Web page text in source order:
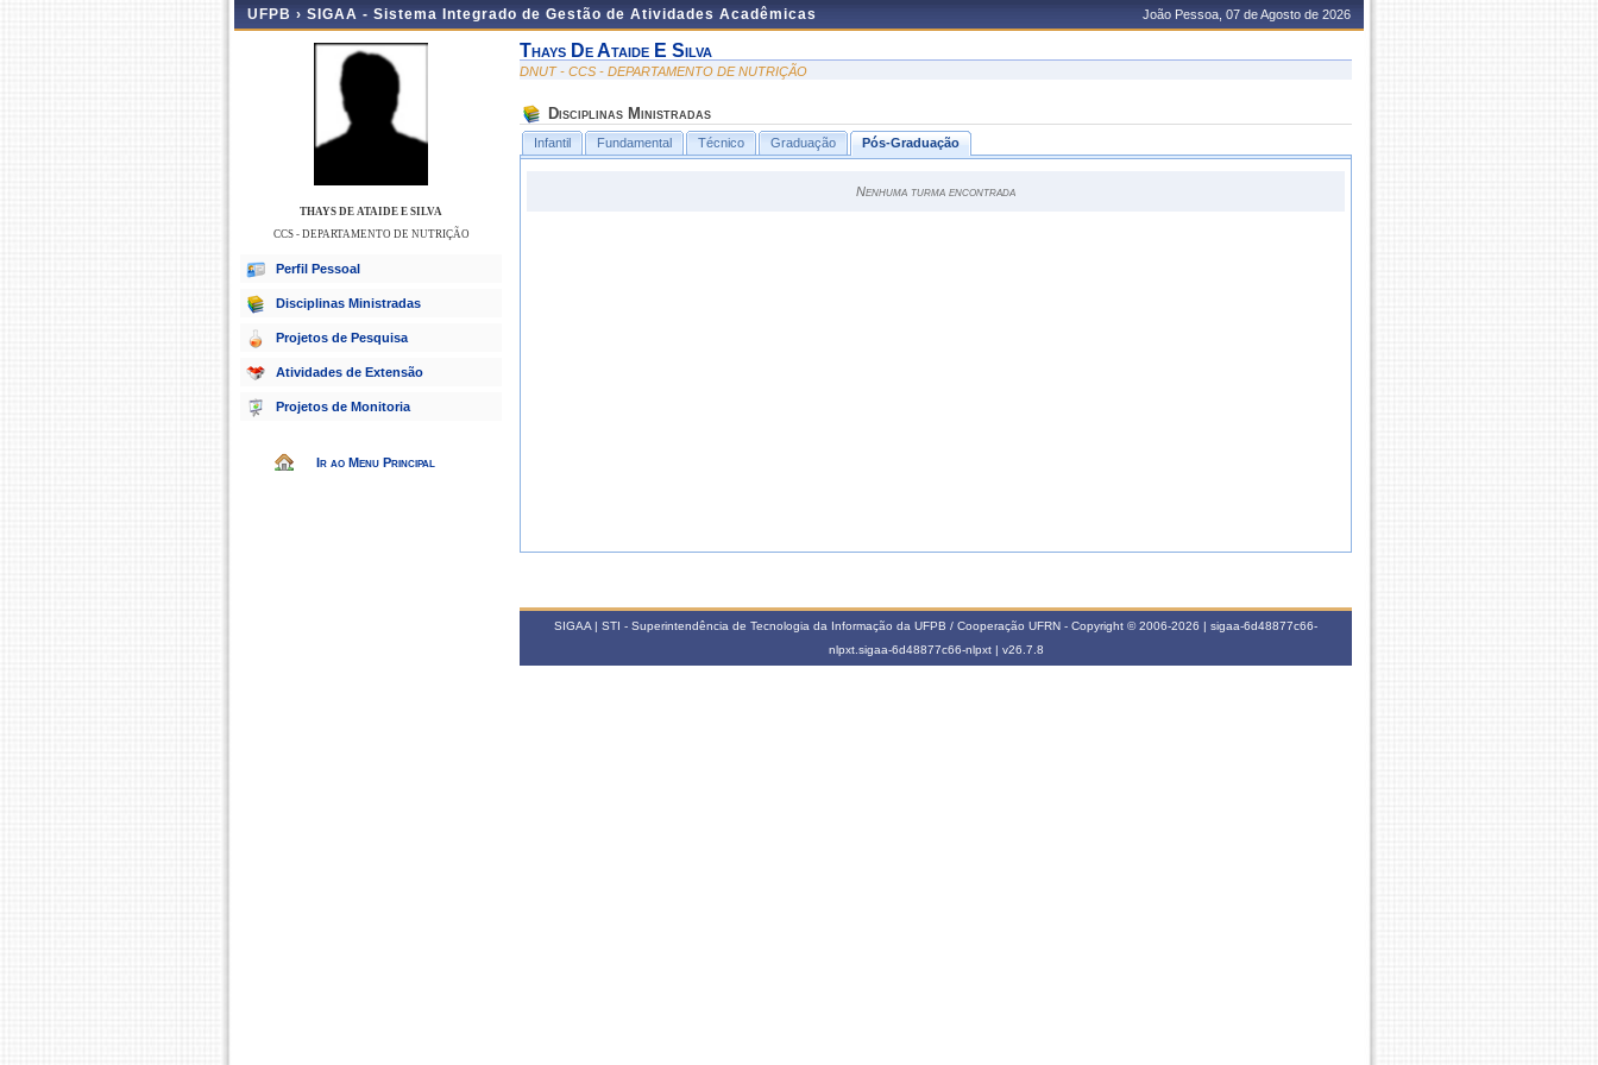
UFPB › SIGAA - Sistema Integrado de Gestão de Atividades Acadêmicas João Pessoa, 07 de Agosto de 2026
THAYS DE ATAIDE E SILVA
CCS - DEPARTAMENTO DE NUTRIÇÃO
Perfil Pessoal
Disciplinas Ministradas
Projetos de Pesquisa
Atividades de Extensão
Projetos de Monitoria
Ir ao Menu Principal
Thays De Ataide E Silva
DNUT - CCS - DEPARTAMENTO DE NUTRIÇÃO
Disciplinas Ministradas
Infantil Fundamental Técnico Graduação Pós-Graduação
Nenhuma turma encontrada
SIGAA | STI - Superintendência de Tecnologia da Informação da UFPB / Cooperação UFRN - Copyright © 2006-2026 | sigaa-6d48877c66-
nlpxt.sigaa-6d48877c66-nlpxt | v26.7.8